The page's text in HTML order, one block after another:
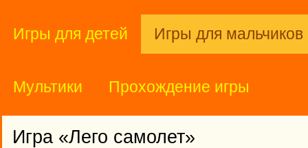
Игры для детей Игры для мальчиков
Мультики Прохождение игры
Игра «Лего самолет»